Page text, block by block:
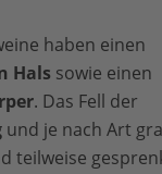
haben einen
Hals sowie einen
. Das Fell der
und je nach Art
teilweise